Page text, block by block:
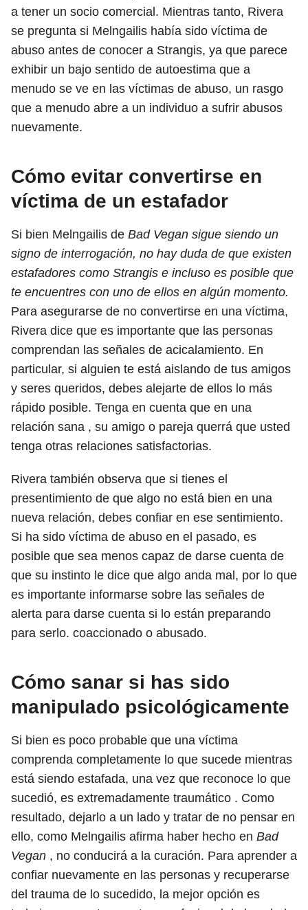
a tener un socio comercial. Mientras tanto, Rivera
se pregunta si Melngailis había sido víctima de
abuso antes de conocer a Strangis, ya que parece
exhibir un bajo sentido de autoestima que a
menudo se ve en las víctimas de abuso, un rasgo
que a menudo abre a un individuo a sufrir abusos
nuevamente.
Cómo evitar convertirse en
víctima de un estafador
Si bien Melngailis de Bad Vegan sigue siendo un
signo de interrogación, no hay duda de que existen
estafadores como Strangis e incluso es posible que
te encuentres con uno de ellos en algún momento.
Para asegurarse de no convertirse en una víctima,
Rivera dice que es importante que las personas
comprendan las señales de acicalamiento. En
particular, si alguien te está aislando de tus amigos
y seres queridos, debes alejarte de ellos lo más
rápido posible. Tenga en cuenta que en una
relación sana , su amigo o pareja querrá que usted
tenga otras relaciones satisfactorias.
Rivera también observa que si tienes el
presentimiento de que algo no está bien en una
nueva relación, debes confiar en ese sentimiento.
Si ha sido víctima de abuso en el pasado, es
posible que sea menos capaz de darse cuenta de
que su instinto le dice que algo anda mal, por lo que
es importante informarse sobre las señales de
alerta para darse cuenta si lo están preparando
para serlo. coaccionado o abusado.
Cómo sanar si has sido
manipulado psicológicamente
Si bien es poco probable que una víctima
comprenda completamente lo que sucede mientras
está siendo estafada, una vez que reconoce lo que
sucedió, es extremadamente traumático . Como
resultado, dejarlo a un lado y tratar de no pensar en
ello, como Melngailis afirma haber hecho en Bad
Vegan , no conducirá a la curación. Para aprender a
confiar nuevamente en las personas y recuperarse
del trauma de lo sucedido, la mejor opción es